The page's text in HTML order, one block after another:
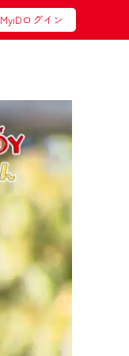
MyiDログイン